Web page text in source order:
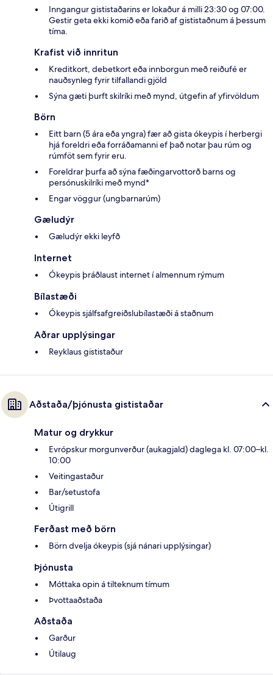
Inngangur gististaðarins er lokaður á milli 23:30 og 07:00.
Gestir geta ekki komið eða farið af gististaðnum á þessum
tíma.
Krafist við innritun
Kreditkort, debetkort eða innborgun með reiðufé er
nauðsynleg fyrir tilfallandi gjöld
Sýna gæti þurft skilríki með mynd, útgefin af yfirvöldum
Börn
Eitt barn (5 ára eða yngra) fær að gista ókeypis í herbergi
hjá foreldri eða forráðamanni ef það notar þau rúm og
rúmföt sem fyrir eru.
Foreldrar þurfa að sýna fæðingarvottorð barns og
persónuskilríki með mynd*
Engar vöggur (ungbarnarúm)
Gæludýr
Gæludýr ekki leyfð
Internet
Ókeypis þráðlaust internet í almennum rýmum
Bílastæði
Ókeypis sjálfsafgreiðslubílastæði á staðnum
Aðrar upplýsingar
Reyklaus gististaður
Aðstaða/þjónusta gististaðar
Matur og drykkur
Evrópskur morgunverður (aukagjald) daglega kl. 07:00–kl.
10:00
Veitingastaður
Bar/setustofa
Útigrill
Ferðast með börn
Börn dvelja ókeypis (sjá nánari upplýsingar)
Þjónusta
Móttaka opin á tilteknum tímum
Þvottaaðstaða
Aðstaða
Garður
Útilaug